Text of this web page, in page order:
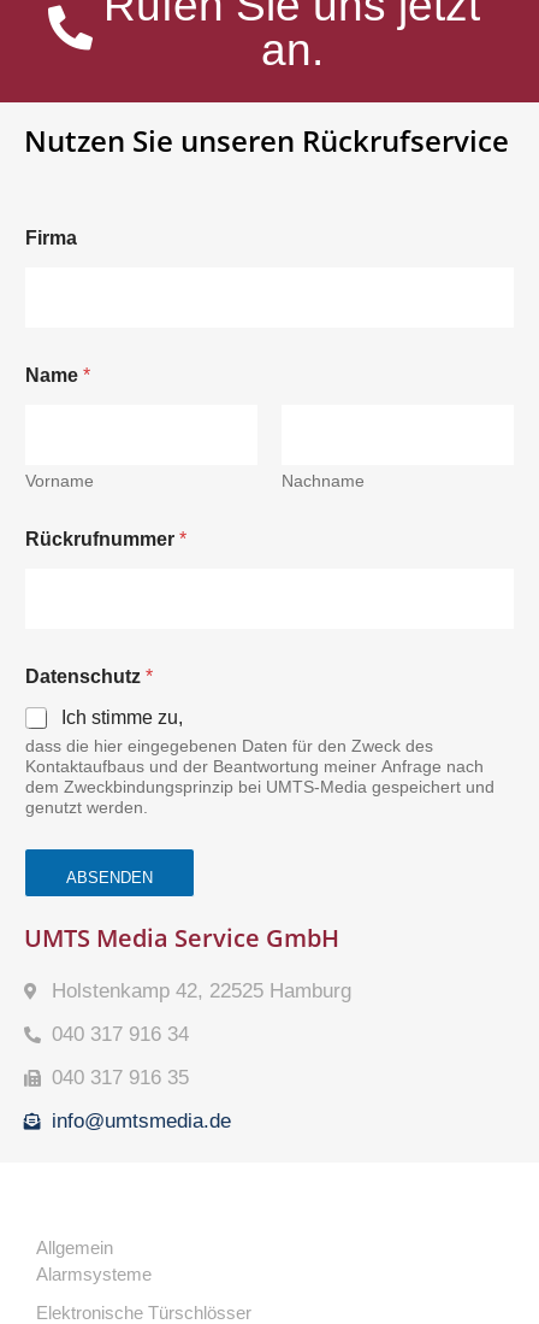
an.
Nutzen Sie unseren Rückrufservice
Firma
Name *
Vorname Nachname
Rückrufnummer *
Datenschutz *
Ich stimme zu,
dass die hier eingegebenen Daten für den Zweck des
Kontaktaufbaus und der Beantwortung meiner Anfrage nach
dem Zweckbindungsprinzip bei UMTS-Media gespeichert und
genutzt werden.
ABSENDEN
UMTS Media Service GmbH
Holstenkamp 42, 22525 Hamburg
040 317 916 34
040 317 916 35
info@umtsmedia.de
Allgemein
Alarmsysteme
Elektronische Türschlösser